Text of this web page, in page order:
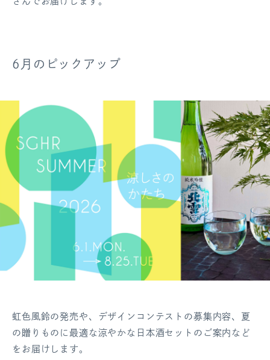
6月のピックアップ
虹色風鈴の発売や、デザインコンテストの募集内容、夏
の贈りものに最適な涼やかな日本酒セットのご案内など
をお届けします。